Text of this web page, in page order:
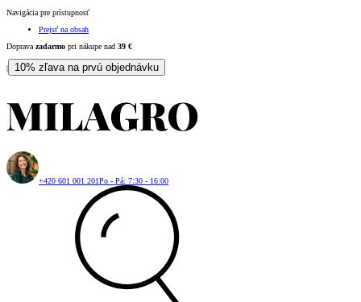
Navigácia pre prístupnosť
Prejsť na obsah
Doprava zadarmo pri nákupe nad 39 €
| 10% zľava na prvú objednávku
+420 601 001 201Po - Pá: 7:30 - 16:00